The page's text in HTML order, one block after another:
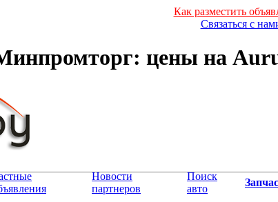
Как разместить
Связаться с
цены на
Новости
партнеров
Поиск
авто